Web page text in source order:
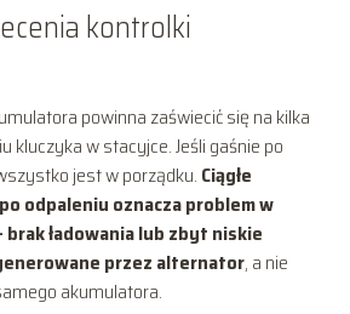
kontrolki
powinna zaświecić się na kilka
kluczyka w stacyjce. Jeśli gaśnie po
jest w porządku. Ciągłe
odpaleniu oznacza problem w
brak ładowania lub zbyt niskie
przez alternator, a nie
akumulatora.